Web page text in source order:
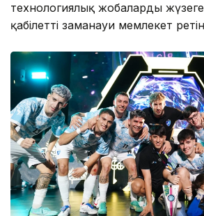
технологиялық жобаларды
қабілетті заманауи мемлекет